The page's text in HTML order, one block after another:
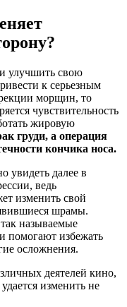
улучшить свою
к серьезным
морщин, то
чувствительность
жировую
груди, а операция
кончика носа.
увидеть далее в
ведь
изменить свой
шрамы.
называемые
помогают избежать
осложнения.
деятелей кино,
изменить не